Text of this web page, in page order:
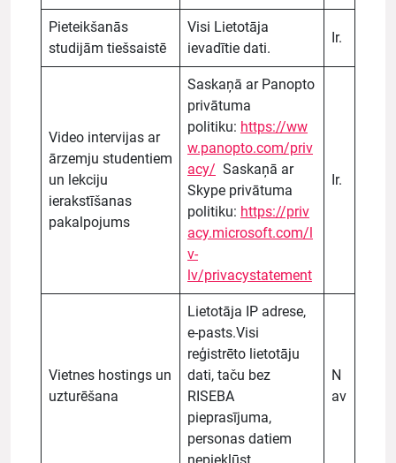
Pieteikšanās
studijām tiešsaistē
Visi Lietotāja
ievadītie dati.
Ir.
Video intervijas ar
ārzemju studentiem
un lekciju
ierakstīšanas
pakalpojums
Saskaņā ar Panopto
privātuma
politiku: https://ww
w.panopto.com/priv
acy/ Saskaņā ar
Skype privātuma
politiku: https://priv
acy.microsoft.com/l
v-
lv/privacystatement
Ir.
Vietnes hostings un
uzturēšana
Lietotāja IP adrese,
e-pasts.Visi
reģistrēto lietotāju
dati, taču bez
RISEBA
pieprasījuma,
personas datiem
N
av